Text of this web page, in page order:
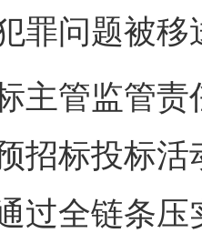
罪问题被
管监管责
招标投标
过全链条